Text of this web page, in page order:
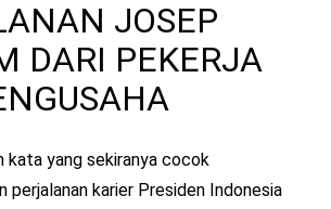
JOSEP
DARI PEKERJA
kata yang sekiranya cocok
perjalanan karier Presiden Indonesia